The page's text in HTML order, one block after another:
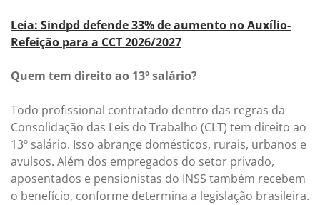
Leia: Sindpd defende 33% de aumento no Auxílio-
Refeição para a CCT 2026/2027
Quem tem direito ao 13º salário?
Todo profissional contratado dentro das regras da
Consolidação das Leis do Trabalho (CLT) tem direito ao
13º salário. Isso abrange domésticos, rurais, urbanos e
avulsos. Além dos empregados do setor privado,
aposentados e pensionistas do INSS também recebem
o benefício, conforme determina a legislação brasileira.